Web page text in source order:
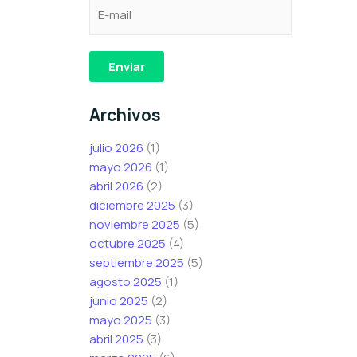
t
ó
i
c
o
e
l
e
c
t
r
ó
n
t
ó
i
c
o
C
o
r
r
e
o
e
e
e
c
t
r
ó
n
i
c
o
*
Enviar
Archivos
julio 2026 (1)
mayo 2026 (1)
abril 2026 (2)
diciembre 2025 (3)
noviembre 2025 (5)
octubre 2025 (4)
septiembre 2025 (5)
agosto 2025 (1)
junio 2025 (2)
mayo 2025 (3)
abril 2025 (3)